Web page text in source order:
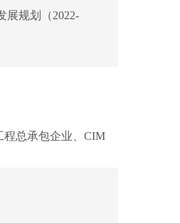
展规划（2022-
程总承包企业、CIM